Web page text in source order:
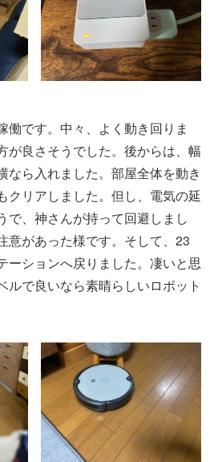
です。中々、よく動き回りま
が良さそうでした。後からは、幅
なら入れました。部屋全体を動き
クリアしました。但し、電気の延
で、神さんが持って回避しまし
意があった様です。そして、23
ーションへ戻りました。凄いと思
ルで良いなら素晴らしいロボット